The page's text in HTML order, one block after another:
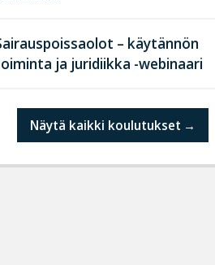
– käytännön
ja juridiikka -webinaari
Näytä kaikki koulutukset